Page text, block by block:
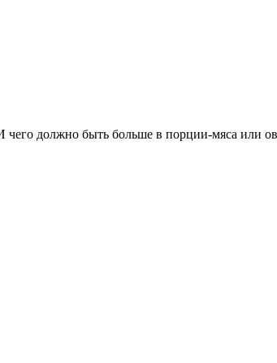
должно быть больше в порции-мяса или